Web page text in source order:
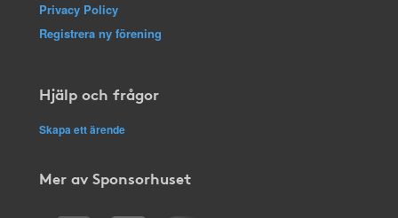
Privacy Policy
Registrera ny förening
Hjälp och frågor
Skapa ett ärende
Mer av Sponsorhuset